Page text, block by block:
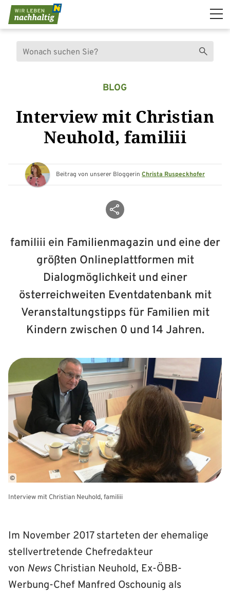
Navigation überspringen
Suche Suchen
BLOG
Interview mit Christian
Neuhold, familiii
Beitrag von unserer Bloggerin Christa Ruspeckhofer
Beitrag teilen
familiii ein Familienmagazin und eine der
größten Onlineplattformen mit
Dialogmöglichkeit und einer
österreichweiten Eventdatenbank mit
Veranstaltungstipps für Familien mit
Kindern zwischen 0 und 14 Jahren.
©
Interview mit Christian Neuhold, familiii
Im November 2017 starteten der ehemalige
stellvertretende Chefredakteur
von News Christian Neuhold, Ex-ÖBB-
Werbung-Chef Manfred Oschounig als